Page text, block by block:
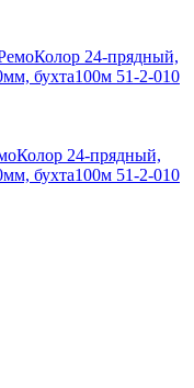
24-прядный,
бухта100м 51-2-010